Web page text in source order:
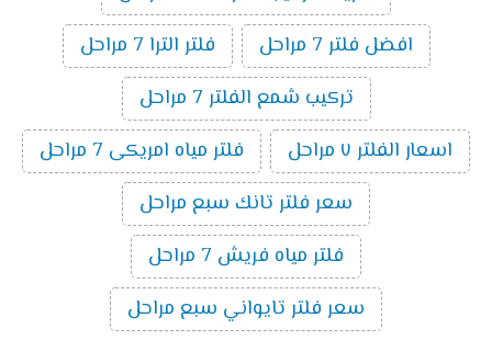
افضل فلتر 7 مراحل
فلتر الترا 7 مراحل
تركيب شمع الفلتر 7 مراحل
اسعار الفلتر ٧ مراحل
فلتر مياه امريكى 7 مراحل
سعر فلتر تانك سبع مراحل
فلتر مياه فريش 7 مراحل
سعر فلتر تايواني سبع مراحل